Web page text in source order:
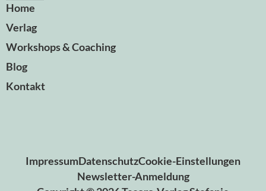
Home
Verlag
Workshops & Coaching
Blog
Kontakt
ImpressumDatenschutzCookie-Einstellungen
Newsletter-Anmeldung